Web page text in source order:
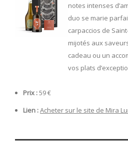
notes intenses
duo se marie
carpaccios de
mijotés aux
cadeau ou un
vos plats
Prix :59 €
Lien :Acheter sur le site de Mira